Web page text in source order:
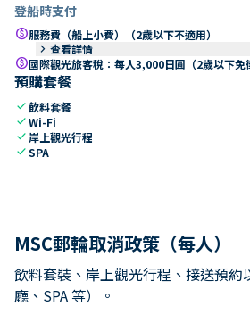
登船時支付
paid服務費（船上小費）（2歲以下不適用）
keyboard_arrow_right 查看詳情
paid國際觀光旅客稅：每人3,000日圓（2歲以下
預購套餐
check飲料套餐
checkWi-Fi
check 岸上觀光行程
checkSPA
MSC郵輪取消政策（每人）
飲料套裝、岸上觀光行程、接送預約
廳、SPA 等）。